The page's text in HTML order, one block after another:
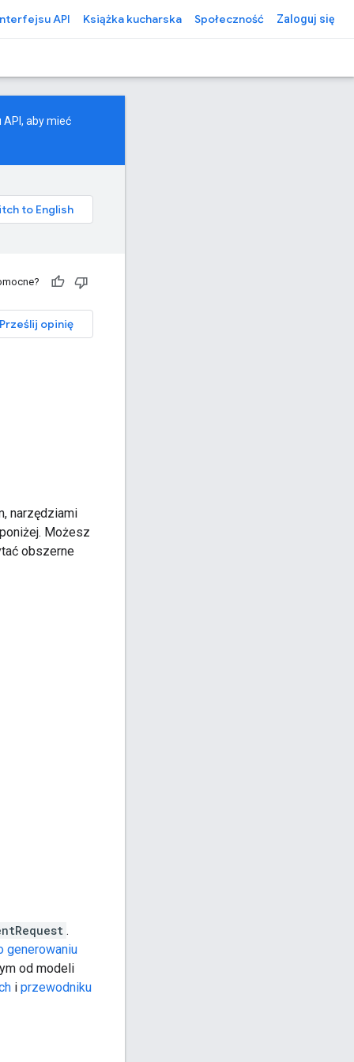
API Książka kucharska Społeczność Zaloguj się
aby mieć
Prześlij opinię
narzędziami
Możesz
obszerne
.
generowaniu
od modeli
i przewodniku